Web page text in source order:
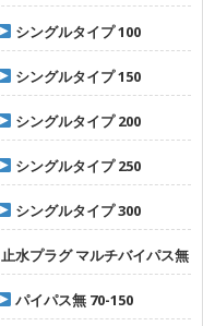
シングルタイプ 100
シングルタイプ 150
シングルタイプ 200
シングルタイプ 250
シングルタイプ 300
止水プラグ マルチバイパス無
パイパス無 70-150